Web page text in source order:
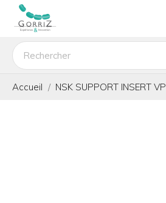
Accueil NSK SUPPORT INSERT VP